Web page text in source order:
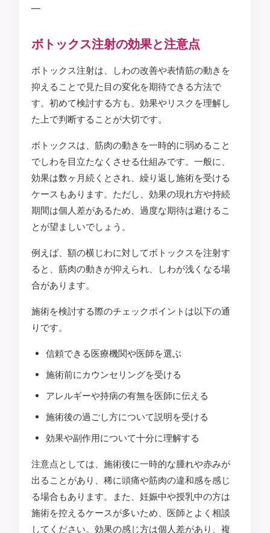
—
ボトックス注射の効果と注意点
ボトックス注射は、しわの改善や表情筋の動きを
抑えることで見た目の変化を期待できる方法で
す。初めて検討する方も、効果やリスクを理解し
た上で判断することが大切です。
ボトックスは、筋肉の動きを一時的に弱めること
でしわを目立たなくさせる仕組みです。一般に、
効果は数ヶ月続くとされ、繰り返し施術を受ける
ケースもあります。ただし、効果の現れ方や持続
期間は個人差があるため、過度な期待は避けるこ
とが望ましいでしょう。
例えば、額の横じわに対してボトックスを注射す
ると、筋肉の動きが抑えられ、しわが浅くなる場
合があります。
施術を検討する際のチェックポイントは以下の通
りです。
信頼できる医療機関や医師を選ぶ
施術前にカウンセリングを受ける
アレルギーや持病の有無を医師に伝える
施術後の過ごし方について説明を受ける
効果や副作用について十分に理解する
注意点としては、施術後に一時的な腫れや赤みが
出ることがあり、稀に頭痛や筋肉の違和感を感じ
る場合もあります。また、妊娠中や授乳中の方は
施術を控えるケースが多いため、医師とよく相談
してください。効果の感じ方は個人差があり、複